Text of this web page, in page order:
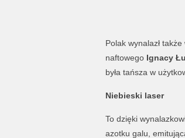
Polak wynalazł
naftowego Ignacy
była tańsza w
Niebieski laser
To dzięki
azotku galu,